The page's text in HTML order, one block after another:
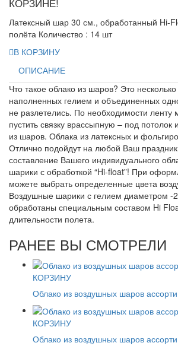
Латексный шар 30 см., обработанный Hi-
полёта Количество : 14 шт
В КОРЗИНУ
ОПИСАНИЕ
Что такое облако из шаров? Это
наполненных гелием и объединенных
не разлетелись. По необходимости ленту
пустить связку врассыпную – под
из шаров. Облака из латексных и
Отлично подойдут на любой Ваш
составление Вашего индивидуального
шарики с обработкой “Hi-float”! При
можете выбрать определенные цвета
Воздушные шарики с гелием диаметром -
обработаны специальным составом Hi
длительности полета.
РАНЕЕ ВЫ СМОТРЕЛИ
КОРЗИНУ
Облако из воздушных шаров
КОРЗИНУ
Облако из воздушных шаров